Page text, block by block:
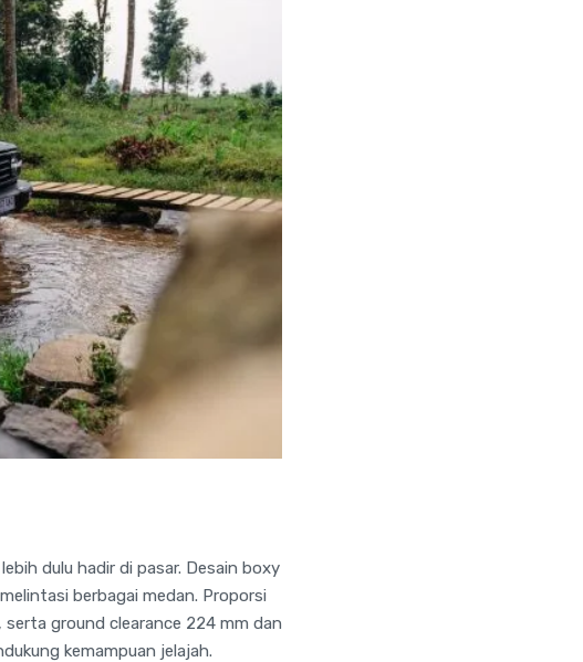
dulu hadir di pasar. Desain boxy
berbagai medan. Proporsi
ground clearance 224 mm dan
kemampuan jelajah.